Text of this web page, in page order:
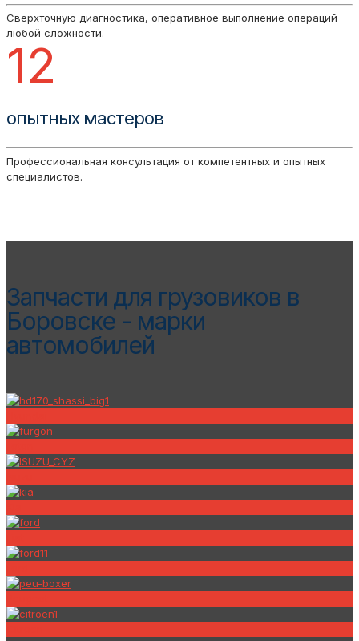
Сверхточную диагностика, оперативное выполнение операций
любой сложности.
12
опытных мастеров
Профессиональная консультация от компетентных и опытных
специалистов.
Запчасти для грузовиков в
Боровске - марки
автомобилей